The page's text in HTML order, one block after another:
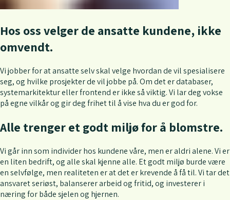
Hos oss velger de ansatte kundene, ikke
omvendt.
Vi jobber for at ansatte selv skal velge hvordan de vil spesialisere
seg, og hvilke prosjekter de vil jobbe på. Om det er databaser,
systemarkitektur eller frontend er ikke så viktig. Vi lar deg vokse
på egne vilkår og gir deg frihet til å vise hva du er god for.
Alle trenger et godt miljø for å blomstre.
Vi går inn som individer hos kundene våre, men er aldri alene. Vi er
en liten bedrift, og alle skal kjenne alle. Et godt miljø burde være
en selvfølge, men realiteten er at det er krevende å få til. Vi tar det
ansvaret seriøst, balanserer arbeid og fritid, og investerer i
næring for både sjelen og hjernen.